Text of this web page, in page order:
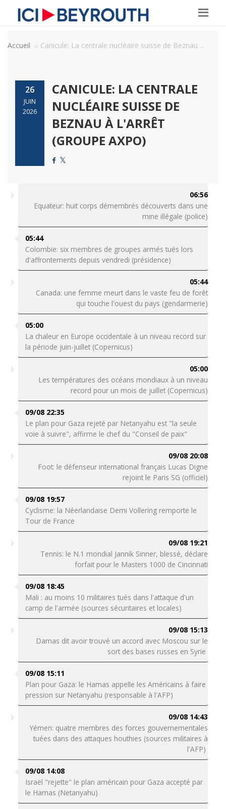
Accueil Canicule: La centrale nucléaire suisse de Beznau ...
26
JUIN
2026
CANICULE: LA CENTRALE
NUCLÉAIRE SUISSE DE
BEZNAU À L'ARRÊT
(GROUPE AXPO)
06:56
Equateur: huit corps démembrés découverts dans une
mine illégale (police)
05:44
Colombie: six membres de groupes armés tués lors
d'affrontements depuis vendredi (présidence)
05:44
Canada: une femme meurt dans le vaste feu de forêt
qui touche l'ouest du pays (gendarmerie)
05:00
La chaleur en Europe occidentale à un niveau record sur
la période juin-juillet (Copernicus)
05:00
Les températures des océans mondiaux à un niveau
record pour un mois de juillet (Copernicus)
09/08 22:35
Le plan pour Gaza rejeté par Netanyahu est "la seule
voie à suivre", affirme le chef du "Conseil de paix"
09/08 20:08
Foot: le défenseur international français Lucas Digne
rejoint le Paris SG (officiel)
09/08 19:57
Cyclisme: la Néerlandaise Demi Vollering remporte le
Tour de France
09/08 19:21
Tennis: le N.1 mondial Jannik Sinner, blessé, déclare
forfait pour le Masters 1000 de Cincinnati
09/08 18:45
Mali : au moins 10 militaires tués dans l'attaque d'un
camp de l'armée (sources sécuritaires et locales)
09/08 15:13
Damas dit avoir trouvé un accord avec Moscou sur le
sort des bases russes en Syrie
09/08 15:11
Plan pour Gaza: le Hamas appelle les Américains à faire
pression sur Netanyahu (responsable à l'AFP)
09/08 14:43
Yémen: quatre membres des forces gouvernementales
tuées dans des attaques houthies (sources militaires à
l'AFP)
09/08 14:08
Israël "rejette" le plan américain pour Gaza accepté par
le Hamas (Netanyahu)